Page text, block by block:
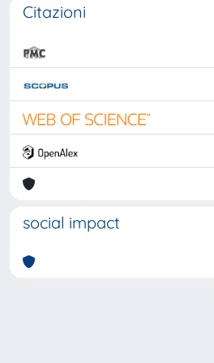
Citazioni
social impact